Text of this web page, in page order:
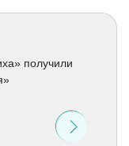
получили